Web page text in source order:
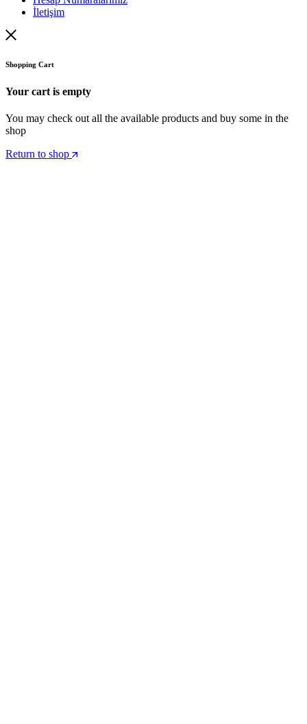
İletişim
Shopping Cart
Your cart is empty
You may check out all the available products and buy some in the
shop
Return to shop